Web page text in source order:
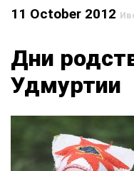
11 October 2012
Дни
Удмуртии